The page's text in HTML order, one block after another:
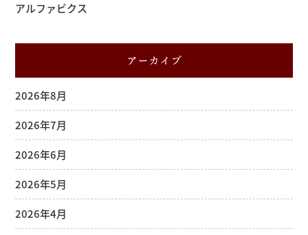
アルファビクス
アーカイブ
2026年8月
2026年7月
2026年6月
2026年5月
2026年4月